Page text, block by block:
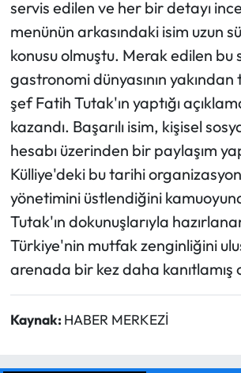
servis edilen ve her bir detayı
menünün arkasındaki isim uzun
konusu olmuştu. Merak edilen bu
gastronomi dünyasının yakından
şef Fatih Tutak'ın yaptığı
kazandı. Başarılı isim, kişisel
hesabı üzerinden bir paylaşım
Külliye'deki bu tarihi
yönetimini üstlendiğini
Tutak'ın dokunuşlarıyla
Türkiye'nin mutfak zenginliğini
arenada bir kez daha kanıtlamış
Kaynak: HABER MERKEZİ